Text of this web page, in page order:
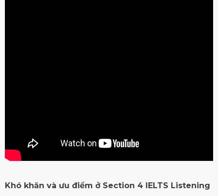
Khó khăn và ưu điểm ở Section 4 IELTS Listening